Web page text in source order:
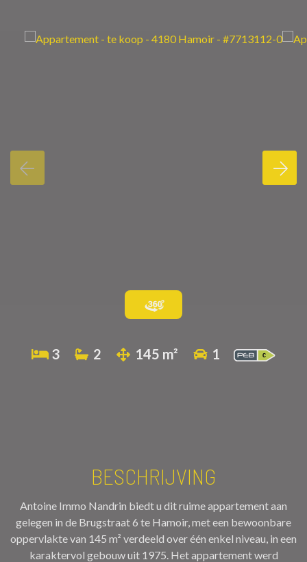
3 2 145 m² 1
BESCHRIJVING
Antoine Immo Nandrin biedt u dit ruime appartement aan
gelegen in de Brugstraat 6 te Hamoir, met een bewoonbare
oppervlakte van 145 m² verdeeld over één enkel niveau, in een
karaktervol gebouw uit 1975. Het appartement werd